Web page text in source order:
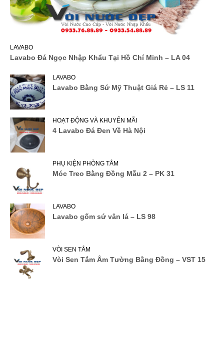
LAVABO
Lavabo Đá Ngọc Nhập Khẩu Tại Hồ Chí Minh – LA 04
LAVABO
Lavabo Bằng Sứ Mỹ Thuật Giá Rẻ – LS 11
HOẠT ĐỘNG VÀ KHUYẾN MÃI
4 Lavabo Đá Đen Về Hà Nội
PHỤ KIỆN PHÒNG TẮM
Móc Treo Bằng Đồng Mẫu 2 – PK 31
LAVABO
Lavabo gốm sứ vân lá – LS 98
VÒI SEN TẮM
Vòi Sen Tắm Âm Tường Bằng Đồng – VST 15